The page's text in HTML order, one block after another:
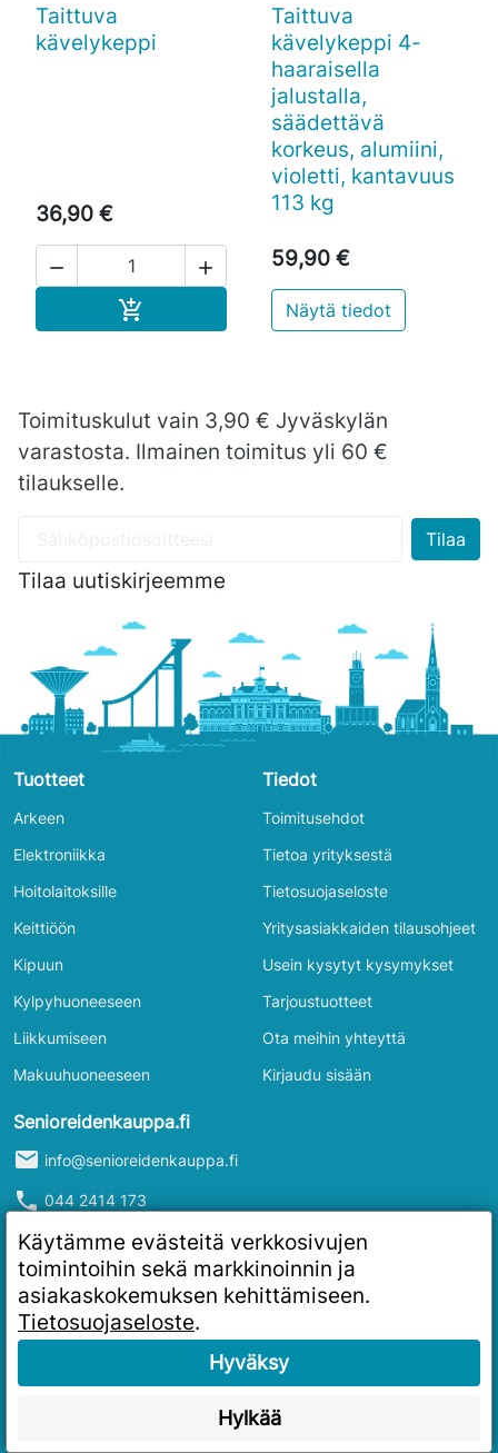
Taittuva
kävelykeppi
36,90 €
 

Taittuva
kävelykeppi 4-
haaraisella
jalustalla,
säädettävä
korkeus, alumiini,
violetti, kantavuus
113 kg
59,90 €
Näytä tiedot
Toimituskulut vain 3,90 € Jyväskylän
varastosta. Ilmainen toimitus yli 60 €
tilaukselle.
Tilaa uutiskirjeemme
Tuotteet
Arkeen
Elektroniikka
Hoitolaitoksille
Keittiöön
Kipuun
Kylpyhuoneeseen
Liikkumiseen
Makuuhuoneeseen
Tiedot
Toimitusehdot
Tietoa yrityksestä
Tietosuojaseloste
Yritysasiakkaiden tilausohjeet
Usein kysytyt kysymykset
Tarjoustuotteet
Ota meihin yhteyttä
Kirjaudu sisään
Senioreidenkauppa.fi
mail info@senioreidenkauppa.fi
phone 044 2414 173
infoY-tunnus: 2986916-4
Käytämme evästeitä verkkosivujen
toimintoihin sekä markkinoinnin ja
asiakaskokemuksen kehittämiseen.
Tietosuojaseloste.
Hyväksy
Hylkää